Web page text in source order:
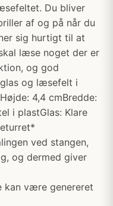
Du bliver
af og på når du
sig hurtigt til at
læse noget der er
og god
og læsefelt i
4,4 cmBredde:
i plastGlas: Klare
ved stangen,
og dermed giver
kan være genereret